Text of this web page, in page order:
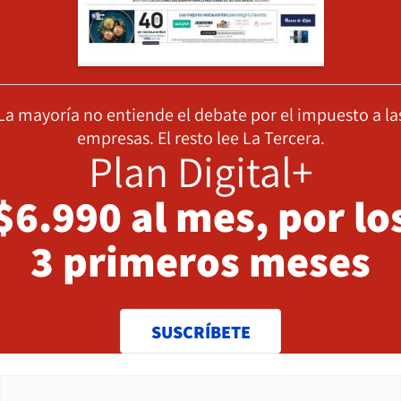
mayoría no entiende el debate por el impuesto a
empresas. El resto lee La Tercera.
Plan Digital+
al mes, por
3 primeros meses
SUSCRÍBETE